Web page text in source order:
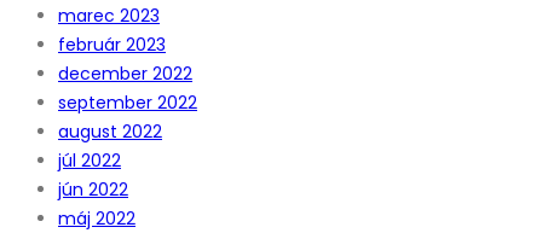
marec 2023
február 2023
december 2022
september 2022
august 2022
júl 2022
jún 2022
máj 2022